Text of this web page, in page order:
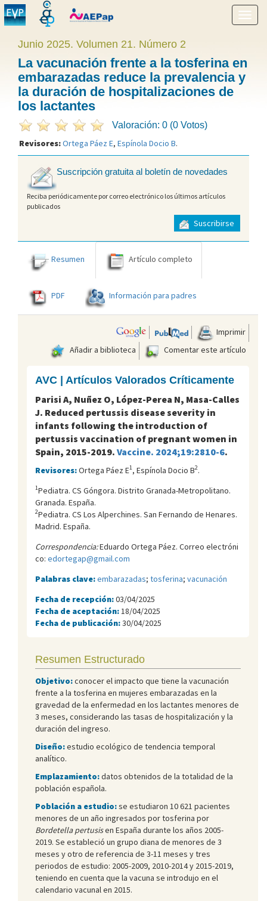
menú
Junio 2025. Volumen 21. Número 2
La vacunación frente a la tosferina en
embarazadas reduce la prevalencia y
la duración de hospitalizaciones de
los lactantes
Valoración: 0 (0 Votos)
Revisores:Ortega Páez E, Espínola Docio B.
Suscripción gratuita al boletín de novedades
Reciba periódicamente por correo electrónico los últimos artículos
publicados
Suscribirse
Resumen Artículo completo
PDF Información para padres
Imprimir
Añadir a biblioteca
Comentar este artículo
AVC | Artículos Valorados Críticamente
Parisi A, Nuñez O, López-Perea N, Masa-Calles
J. Reduced pertussis disease severity in
infants following the introduction of
pertussis vaccination of pregnant women in
Spain, 2015-2019. Vaccine. 2024;19:2810-6.
Revisores:Ortega Páez E1, Espínola Docio B2.
1Pediatra. CS Góngora. Distrito Granada-Metropolitano.
Granada. España.
2Pediatra. CS Los Alperchines. San Fernando de Henares.
Madrid. España.
Correspondencia:Eduardo Ortega Páez. Correo electróni
co: edortegap@gmail.com
Palabras clave:embarazadas; tosferina; vacunación
Fecha de recepción:03/04/2025
Fecha de aceptación: 18/04/2025
Fecha de publicación:30/04/2025
Resumen Estructurado
Objetivo:conocer el impacto que tiene la vacunación
frente a la tosferina en mujeres embarazadas en la
gravedad de la enfermedad en los lactantes menores de
3 meses, considerando las tasas de hospitalización y la
duración del ingreso.
Diseño:estudio ecológico de tendencia temporal
analítico.
Emplazamiento:datos obtenidos de la totalidad de la
población española.
Población a estudio:se estudiaron 10 621 pacientes
menores de un año ingresados por tosferina por
Bordetella pertusisen España durante los años 2005-
2019. Se estableció un grupo diana de menores de 3
meses y otro de referencia de 3-11 meses y tres
periodos de estudio: 2005-2009, 2010-2014 y 2015-2019,
teniendo en cuenta que la vacuna se introdujo en el
calendario vacunal en 2015.